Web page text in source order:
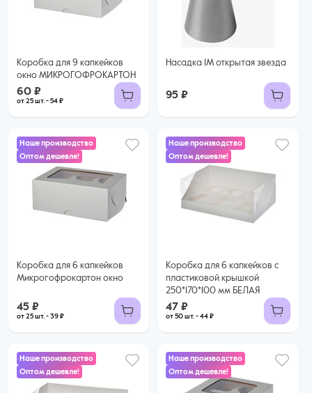
Коробка для 9 капкейков
окно МИКРОГОФРОКАРТОН
60 ₽
от 25 шт. - 54 ₽
54 ₽ за шт. при заказе от 25 шт.
Купить оптом
Насадка 1М открытая звезда
95 ₽
Наше производство
Оптом дешевле!
Коробка для 6 капкейков
Микрогофрокартон окно
45 ₽
от 25 шт. - 39 ₽
39 ₽ за шт. при заказе от 25 шт.
Купить оптом
Наше производство
Оптом дешевле!
Коробка для 6 капкейков с
пластиковой крышкой
250*170*100 мм БЕЛАЯ
47 ₽
от 50 шт. - 44 ₽
47 ₽
44 ₽ за шт. при заказе от 50 шт.
Наше производство
Оптом дешевле!
Наше производство
Оптом дешевле!